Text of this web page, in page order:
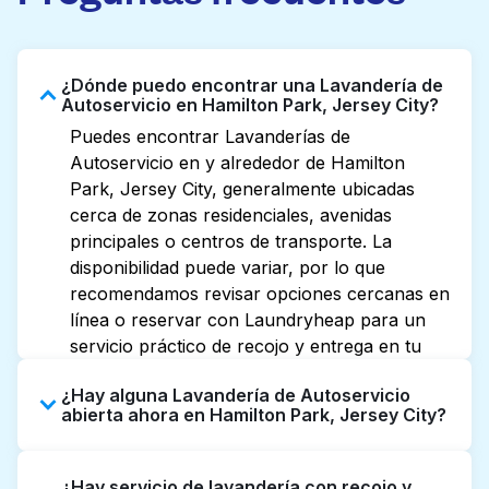
¿Dónde puedo encontrar una Lavandería de
Autoservicio en Hamilton Park, Jersey City?
Puedes encontrar Lavanderías de
Autoservicio en y alrededor de Hamilton
Park, Jersey City, generalmente ubicadas
cerca de zonas residenciales, avenidas
principales o centros de transporte. La
disponibilidad puede variar, por lo que
recomendamos revisar opciones cercanas en
línea o reservar con Laundryheap para un
servicio práctico de recojo y entrega en tu
¿Hay alguna Lavandería de Autoservicio
abierta ahora en Hamilton Park, Jersey City?